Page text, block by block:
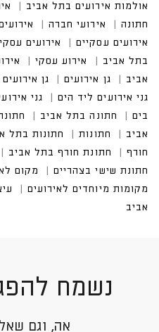
אולמות אירועים בתל אביב
אירועים עסקיים במרכז
נשמח
אה, וגם